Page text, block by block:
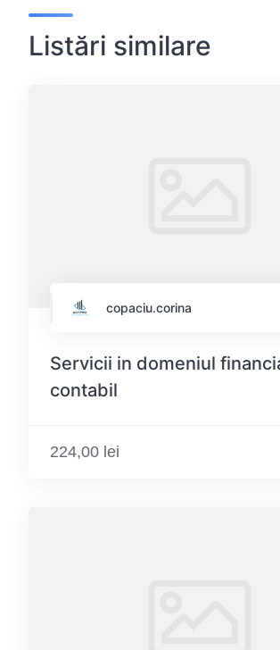
Listări similare
copaciu.corina
Servicii in domeniul
contabil
224,00 lei